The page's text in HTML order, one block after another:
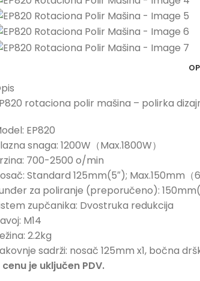
rotaciona polir mašina – polirka
EP820
snaga: 1200W（Max.1800W）
700-2500 o/min
Standard 125mm(5″); Max.150mm（
za poliranje (preporučeno):
zupčanika: Dvostruka redukcija
M14
2.2kg
sadrži: nosač 125mm x1, bočna
cenu je uključen PDV.